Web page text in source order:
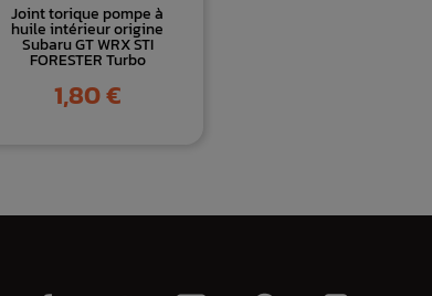
Joint torique pompe à
huile intérieur origine
Subaru GT WRX STI
FORESTER Turbo
Prix
1,80 €